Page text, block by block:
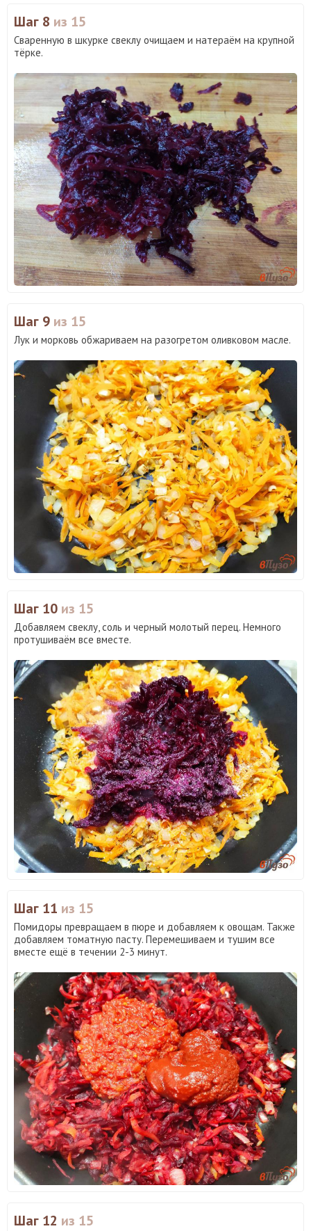
Шаг 8 из 15
Сваренную в шкурке свеклу очищаем и натераём на крупной
тёрке.
Шаг 9 из 15
Лук и морковь обжариваем на разогретом оливковом масле.
Шаг 10 из 15
Добавляем свеклу, соль и черный молотый перец. Немного
протушиваём все вместе.
Шаг 11 из 15
Помидоры превращаем в пюре и добавляем к овощам. Также
добавляем томатную пасту. Перемешиваем и тушим все
вместе ещё в течении 2-3 минут.
Шаг 12 из 15